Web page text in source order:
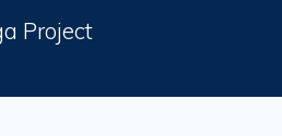
Project